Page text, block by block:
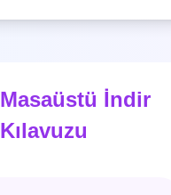
Masaüstü İndir
Kılavuzu